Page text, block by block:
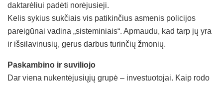
daktarėliui padėti norėjusieji.
Kelis sykius sukčiais vis patikinčius asmenis policijos
pareigūnai vadina „sisteminiais“. Apmaudu, kad tarp jų yra
ir išsilavinusių, gerus darbus turinčių žmonių.
Paskambino ir suviliojo
Dar viena nukentėjusiųjų grupė – investuotojai. Kaip rodo